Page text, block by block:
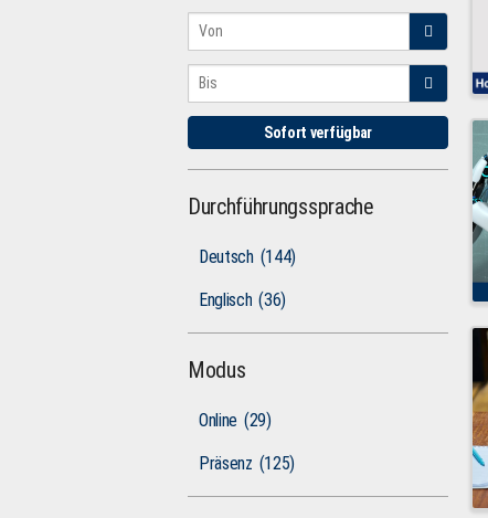
Sofort verfügbar
Durchführungssprache
Deutsch (144)
Englisch (36)
Modus
Online (29)
Präsenz (125)